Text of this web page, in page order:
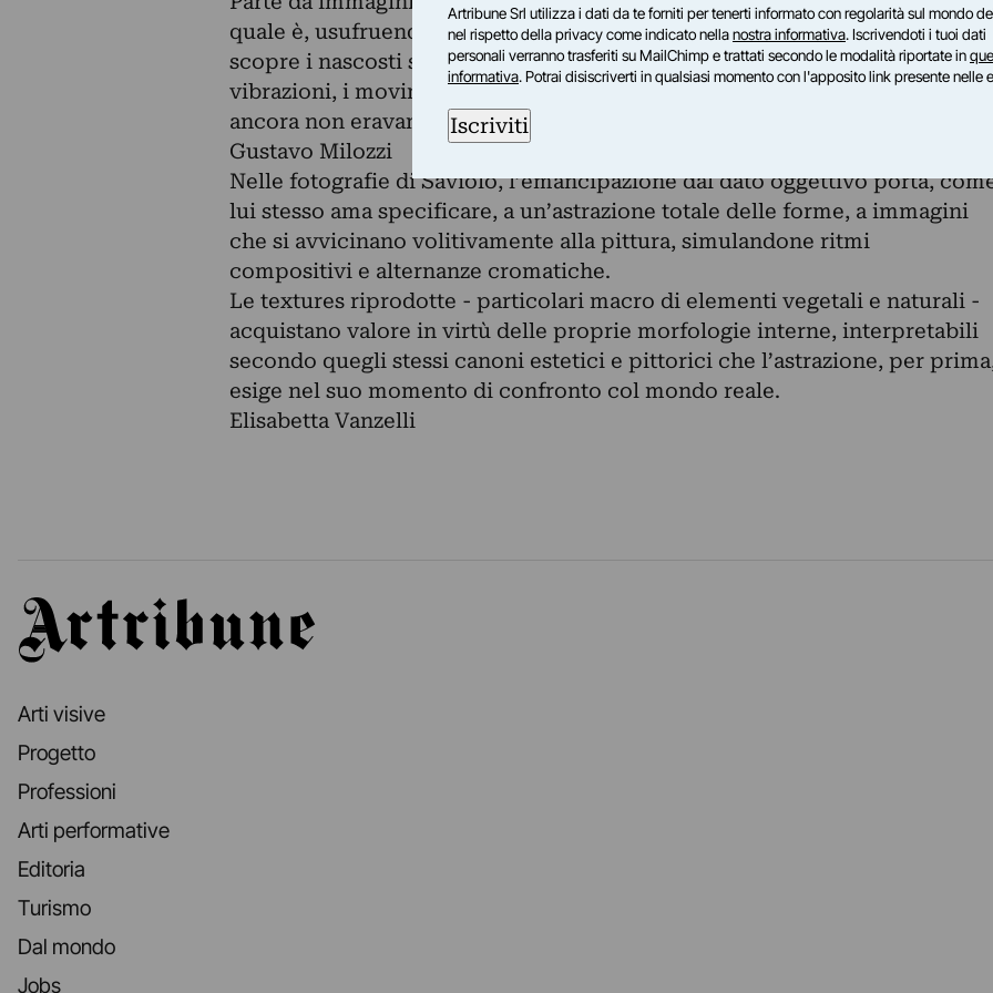
quale è, usufruendo anche delle nuove possibilità di ripresa e stampa,
scopre i nascosti spazi, le insite invisibili cromie con le loro temperature e
vibrazioni, i movimenti delle strutture, cogliendo e portando a noi quanto
ancora non eravamo giunti a vedere.
Gustavo Milozzi
Nelle fotografie di Saviolo, l’emancipazione dal dato oggettivo porta,
lui stesso ama specificare, a un’astrazione totale delle forme, a immagini
che si avvicinano volitivamente alla pittura, simulandone ritmi
compositivi e alternanze cromatiche.
Le textures riprodotte - particolari macro di elementi vegetali e naturali -
acquistano valore in virtù delle proprie morfologie interne, interpretabili
secondo quegli stessi canoni estetici e pittorici che l’astrazione, per
esige nel suo momento di confronto col mondo reale.
Elisabetta Vanzelli
Artribune
Arti visive
Progetto
Professioni
Arti performative
Editoria
Turismo
Dal mondo
Jobs
Artribune Srl utilizza i dati da te forniti per tenerti informato con regolarità sul mondo
nel rispetto della privacy come indicato nellanostra informativa. Iscrivendoti i tuoi dati
personali verranno trasferiti su MailChimp e trattati secondo le modalità riportate in
informativa. Potrai disiscriverti in qualsiasi momento con l'apposito link presente nelle
Iscriviti